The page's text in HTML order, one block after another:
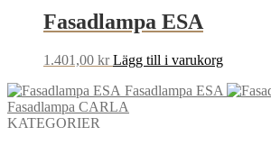
Fasadlampa ESA
1.401,00 kr Lägg till i varukorg
Fasadlampa ESA
Fasadlampa CARLA
KATEGORIER